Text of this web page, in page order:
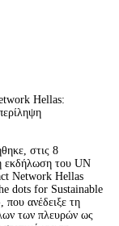
Hellas:
στις 8
εκδήλωση του UN
Network Hellas
dots for Sustainable
που ανέδειξε τη
των πλευρών ως